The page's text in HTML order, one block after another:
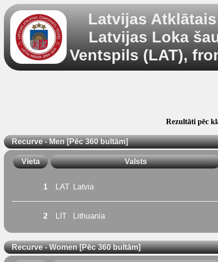
Latvijas
Latvijas Loka
Ventspils (LAT),
Rezultāti pēc
Recurve - Men [Pēc 360 bultām]
Vieta Valsts
1 LAT Latvia
2 LIT Lithuania
Recurve - Women [Pēc 360 bultām]